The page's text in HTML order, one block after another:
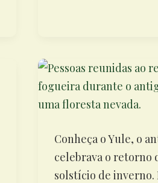
Conheça o Yule, o
celebrava o retorno
solstício de inverno.